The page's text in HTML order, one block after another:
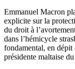
Emmanuel Macron
explicite sur la
du droit à l’
dans l’hémicycle
fondamental, en
présidente maltaise